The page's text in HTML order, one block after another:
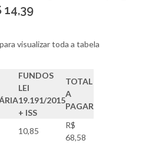
visualizar toda a tabela
FUNDOS
LEI
19.191/2015
+ ISS
TOTAL
A
PAGAR
10,85
R$
68,58